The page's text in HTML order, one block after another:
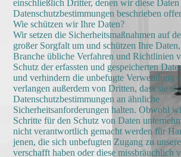
einschließlich Dritter, denen wir diese
Datenschutzbestimmungen beschrieben
Wie schützen wir Ihre Daten?
Wir setzen die Sicherheitsmaßnahmen auf
großer Sorgfalt um und schützen Ihre
Branche übliche Verfahren und Richtlinien
Schutz der erfassten und gespeicherten
und verhindern die unbefugte Verwendung
verlangen außerdem von Dritten, dass sie
Datenschutzbestimmungen an ähnliche
Sicherheitsanforderungen halten. Obwohl
Schritte für den Schutz von Daten
nicht verantwortlich gemacht werden für
jenen, die sich unbefugten Zugang zu
verschafft haben oder diese missbräuchlich